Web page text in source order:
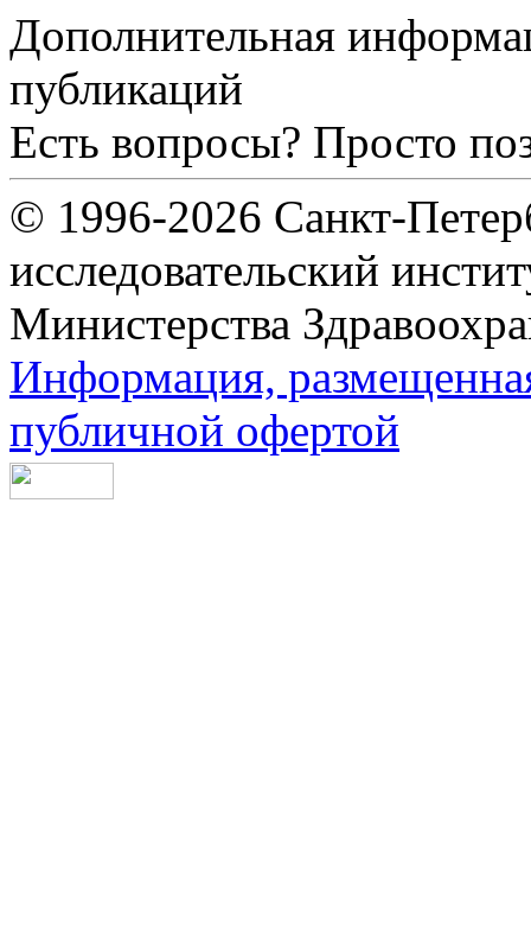
Дополнительная
публикаций
Есть вопросы? Просто
© 1996-2026 Санкт-
исследовательский
Министерства
Информация,
публичной офертой